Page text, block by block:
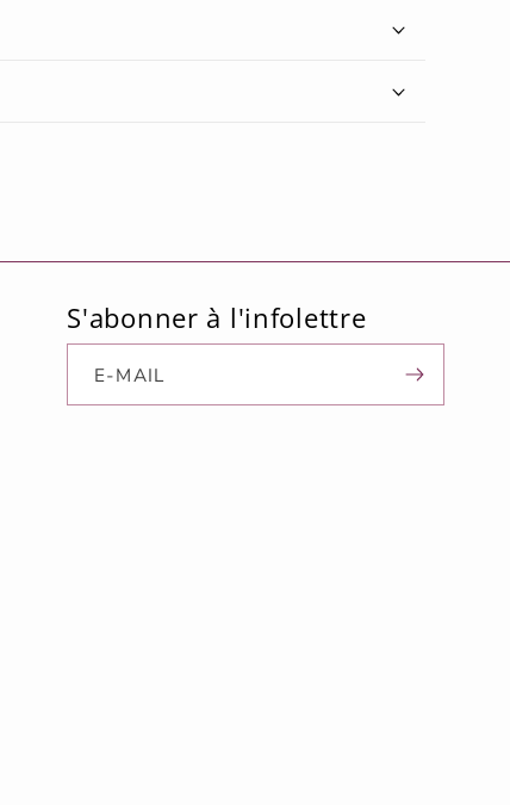
S'abonner à l'infolettre
E-MAIL